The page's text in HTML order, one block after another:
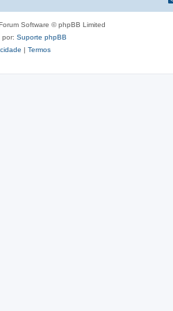
Software © phpBB Limited
por: Suporte phpBB
| Termos